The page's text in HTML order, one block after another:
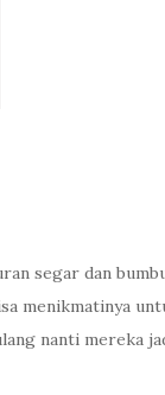
segar dan
menikmatinya
nanti mereka